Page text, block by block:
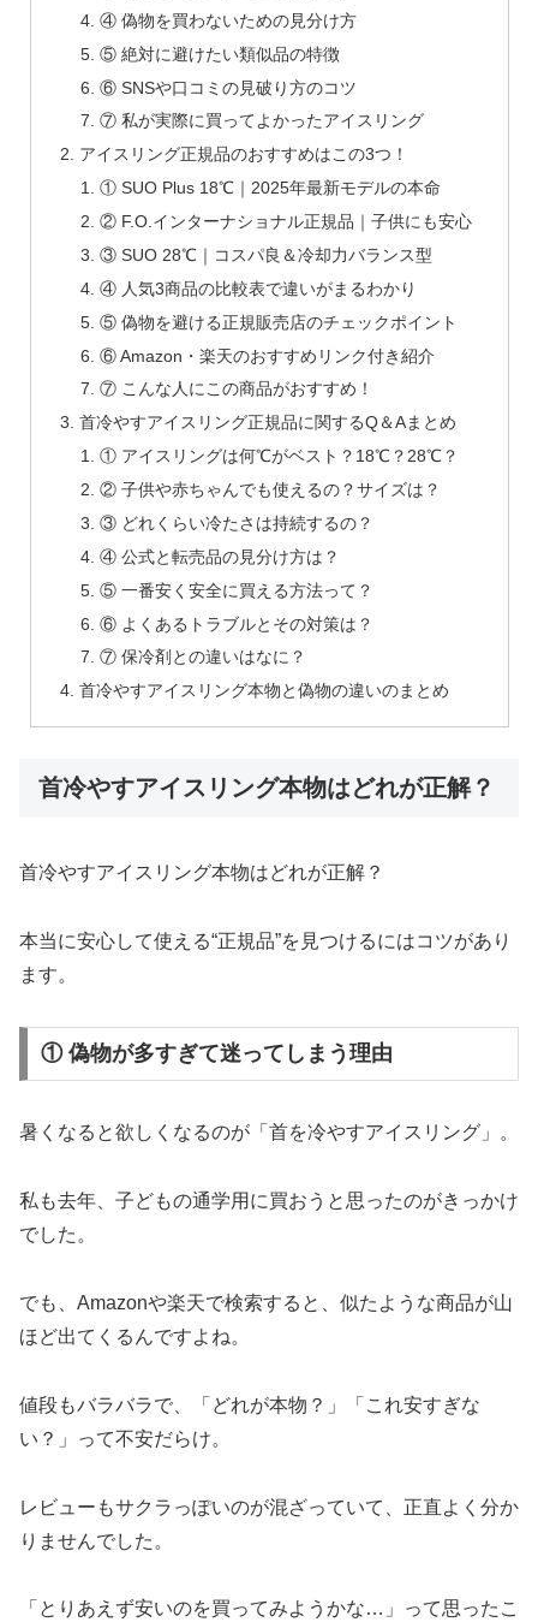
④ 偽物を買わないための見分け方
⑤ 絶対に避けたい類似品の特徴
⑥ SNSや口コミの見破り方のコツ
⑦ 私が実際に買ってよかったアイスリング
アイスリング正規品のおすすめはこの3つ！
① SUO Plus 18℃｜2025年最新モデルの本命
② F.O.インターナショナル正規品｜子供にも安心
③ SUO 28℃｜コスパ良＆冷却力バランス型
④ 人気3商品の比較表で違いがまるわかり
⑤ 偽物を避ける正規販売店のチェックポイント
⑥ Amazon・楽天のおすすめリンク付き紹介
⑦ こんな人にこの商品がおすすめ！
首冷やすアイスリング正規品に関するQ＆Aまとめ
① アイスリングは何℃がベスト？18℃？28℃？
② 子供や赤ちゃんでも使えるの？サイズは？
③ どれくらい冷たさは持続するの？
④ 公式と転売品の見分け方は？
⑤ 一番安く安全に買える方法って？
⑥ よくあるトラブルとその対策は？
⑦ 保冷剤との違いはなに？
首冷やすアイスリング本物と偽物の違いのまとめ
首冷やすアイスリング本物はどれが正解？
首冷やすアイスリング本物はどれが正解？
本当に安心して使える“正規品”を見つけるにはコツがあり
ます。
① 偽物が多すぎて迷ってしまう理由
暑くなると欲しくなるのが「首を冷やすアイスリング」。
私も去年、子どもの通学用に買おうと思ったのがきっかけ
でした。
でも、Amazonや楽天で検索すると、似たような商品が山
ほど出てくるんですよね。
値段もバラバラで、「どれが本物？」「これ安すぎな
い？」って不安だらけ。
レビューもサクラっぽいのが混ざっていて、正直よく分か
りませんでした。
「とりあえず安いのを買ってみようかな…」って思ったこ